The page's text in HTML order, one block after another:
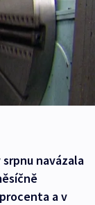
navázala
a v